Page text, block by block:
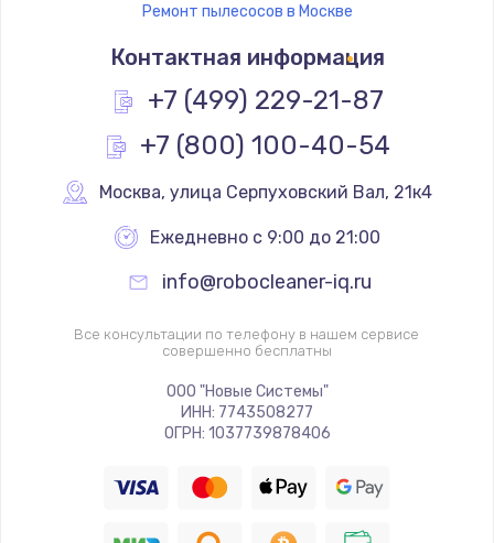
Ремонт петель крышки
Заказать
от 990 руб.
Заказать
Ремонт после залития
Заказать
от 2200 руб.
Заказать
Ремонт пылесосов в Москве
Контактная информация
+7 (499) 229-21-87
+7 (800) 100-40-54
Москва, улица Серпуховский Вал, 21к4
Ежедневно с 9:00 до 21:00
info@robocleaner-iq.ru
Все консультации по телефону в нашем сервисе
совершенно бесплатны
ООО "Новые Системы"
ИНН: 7743508277
ОГРН: 1037739878406